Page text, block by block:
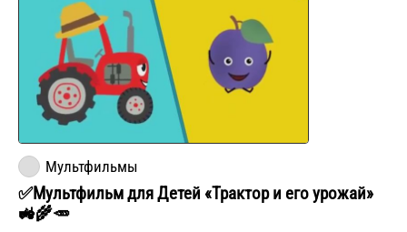
Мультфильмы
✅Мультфильм для Детей «Трактор и его урожай»
🚜🌾🥕